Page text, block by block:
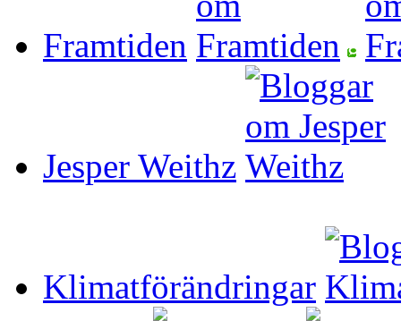
Framtiden
Jesper Weithz
Klimatförändringar